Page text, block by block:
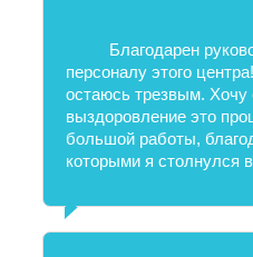
Благодарен
персоналу этого
остаюсь трезвым. Хочу
выздоровление это
большой работы,
которыми я столнулся